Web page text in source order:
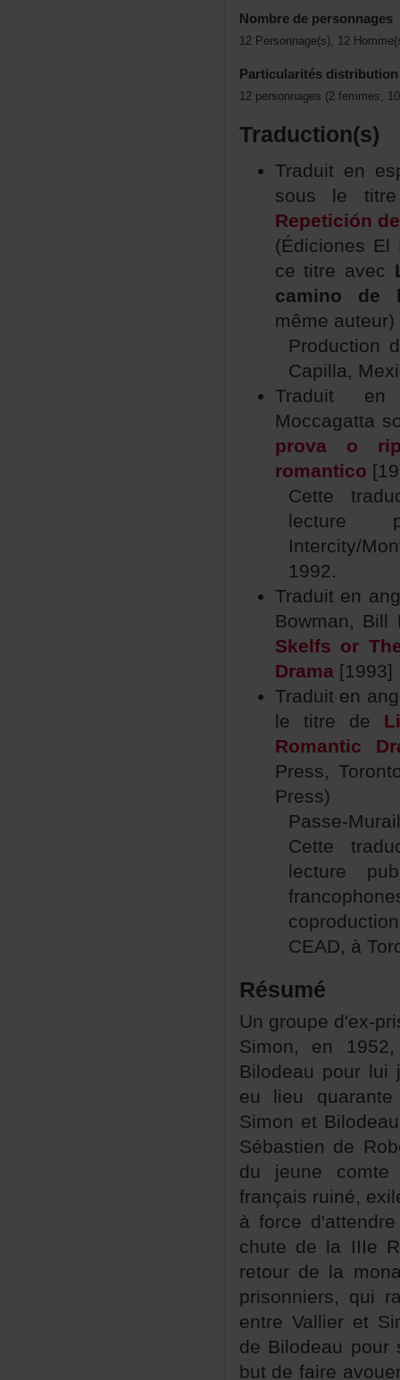
Nombredepersonnages
Particularitésdistribution
Traduction(s)
cetitreavec
mêmeauteur)
romantico
Intercity/
1992.
Drama[1993]
letitrede
Press)
Passe-
Résumé
Ungrouped'ex-